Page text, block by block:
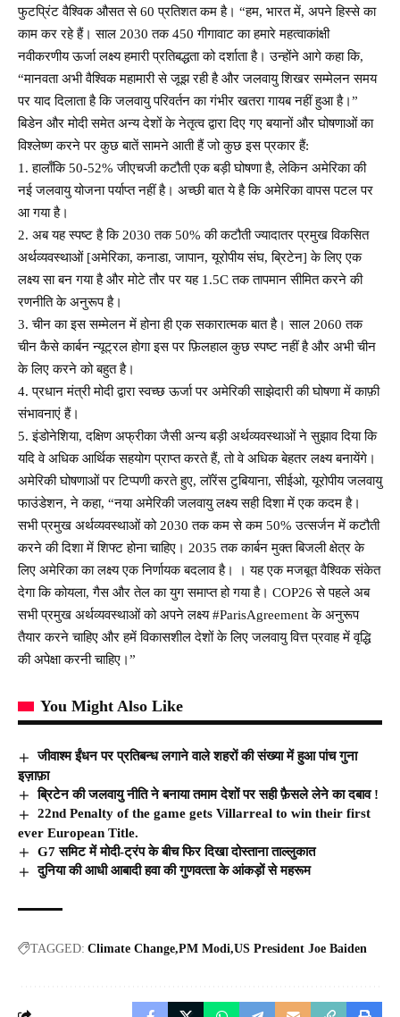
फुटप्रिंट वैश्विक औसत से 60 प्रतिशत कम है। “हम, भारत में, अपने हिस्से का
काम कर रहे हैं। साल 2030 तक 450 गीगावाट का हमारे महत्वाकांक्षी
नवीकरणीय ऊर्जा लक्ष्य हमारी प्रतिबद्धता को दर्शाता है। उन्होंने आगे कहा कि,
“मानवता अभी वैश्विक महामारी से जूझ रही है और जलवायु शिखर सम्मेलन समय
पर याद दिलाता है कि जलवायु परिवर्तन का गंभीर खतरा गायब नहीं हुआ है।”
बिडेन और मोदी समेत अन्य देशों के नेतृत्व द्वारा दिए गए बयानों और घोषणाओं का
विश्लेष्ण करने पर कुछ बातें सामने आती हैं जो कुछ इस प्रकार हैं:
1. हालाँकि 50-52% जीएचजी कटौती एक बड़ी घोषणा है, लेकिन अमेरिका की
नई जलवायु योजना पर्याप्त नहीं है। अच्छी बात ये है कि अमेरिका वापस पटल पर
आ गया है।
2. अब यह स्पष्ट है कि 2030 तक 50% की कटौती ज्यादातर प्रमुख विकसित
अर्थव्यवस्थाओं [अमेरिका, कनाडा, जापान, यूरोपीय संघ, ब्रिटेन] के लिए एक
लक्ष्य सा बन गया है और मोटे तौर पर यह 1.5C तक तापमान सीमित करने की
रणनीति के अनुरूप है।
3. चीन का इस सम्मेलन में होना ही एक सकारात्मक बात है। साल 2060 तक
चीन कैसे कार्बन न्यूट्रल होगा इस पर फ़िलहाल कुछ स्पष्ट नहीं है और अभी चीन
के लिए करने को बहुत है।
4. प्रधान मंत्री मोदी द्वारा स्वच्छ ऊर्जा पर अमेरिकी साझेदारी की घोषणा में काफ़ी
संभावनाएं हैं।
5. इंडोनेशिया, दक्षिण अफ्रीका जैसी अन्य बड़ी अर्थव्यवस्थाओं ने सुझाव दिया कि
यदि वे अधिक आर्थिक सहयोग प्राप्त करते हैं, तो वे अधिक बेहतर लक्ष्य बनायेंगे।
अमेरिकी घोषणाओं पर टिप्पणी करते हुए, लॉरेंस टुबियाना, सीईओ, यूरोपीय जलवायु
फाउंडेशन, ने कहा, “नया अमेरिकी जलवायु लक्ष्य सही दिशा में एक कदम है।
सभी प्रमुख अर्थव्यवस्थाओं को 2030 तक कम से कम 50% उत्सर्जन में कटौती
करने की दिशा में शिफ्ट होना चाहिए। 2035 तक कार्बन मुक्त बिजली क्षेत्र के
लिए अमेरिका का लक्ष्य एक निर्णायक बदलाव है। । यह एक मजबूत वैश्विक संकेत
देगा कि कोयला, गैस और तेल का युग समाप्त हो गया है। COP26 से पहले अब
सभी प्रमुख अर्थव्यवस्थाओं को अपने लक्ष्य #ParisAgreement के अनुरूप
तैयार करने चाहिए और हमें विकासशील देशों के लिए जलवायु वित्त प्रवाह में वृद्धि
की अपेक्षा करनी चाहिए।”
You Might Also Like
जीवाश्म ईंधन पर प्रतिबन्ध लगाने वाले शहरों की संख्या में हुआ पांच गुना
इज़ाफ़ा
ब्रिटेन की जलवायु नीति ने बनाया तमाम देशों पर सही फ़ैसले लेने का दबाव !
22nd Penalty of the game gets Villarreal to win their first
ever European Title.
G7 समिट में मोदी-ट्रंप के बीच फिर दिखा दोस्ताना ताल्लुकात
दुनिया की आधी आबादी हवा की गुणवत्‍ता के आंकड़ों से महरूम
TAGGED: Climate Change PM Modi US President Joe Baiden